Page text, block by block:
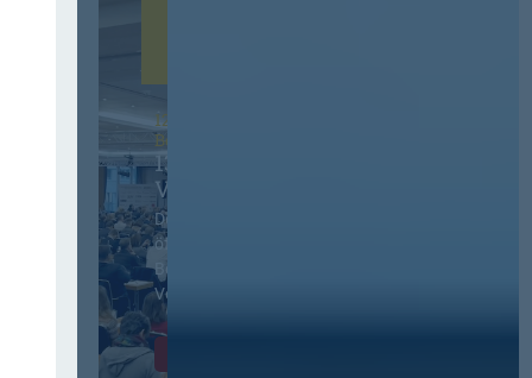
12. & 13. November 2026 in
Berlin
13. Deutscher
Vergabetag
Der Jahreskongress für
öffentliches
Beschaffungswesen und
Vergaberecht